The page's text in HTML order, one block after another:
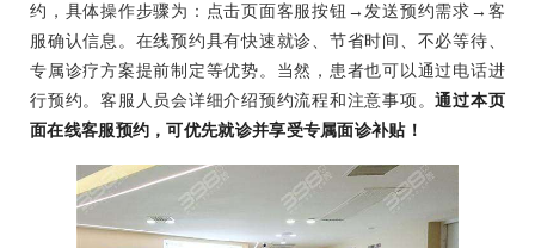
约，具体操作步骤为：点击页面客服按钮→发送预约需求→客
服确认信息。在线预约具有快速就诊、节省时间、不必等待、
专属诊疗方案提前制定等优势。当然，患者也可以通过电话进
行预约。客服人员会详细介绍预约流程和注意事项。通过本页
面在线客服预约，可优先就诊并享受专属面诊补贴！